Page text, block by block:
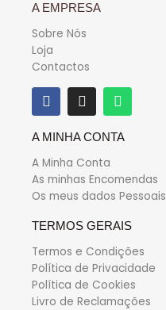
A EMPRESA
Sobre Nós
Loja
Contactos
A MINHA CONTA
A Minha Conta
As minhas Encomendas
Os meus dados Pessoais
TERMOS GERAIS
Termos e Condições
Política de Privacidade
Política de Cookies
Livro de Reclamações